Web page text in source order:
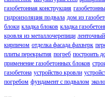
газобетонная конструкция
гидроизоляция подвала дом из
блоки кладка блоков кладка
кровля из металлочерепици
кирпичом отделка фасада фахверк
плиты перекрытия погреб построить
применение газобетонных блоков
газобетона устройство кровли
погребом фундамент с подвалом